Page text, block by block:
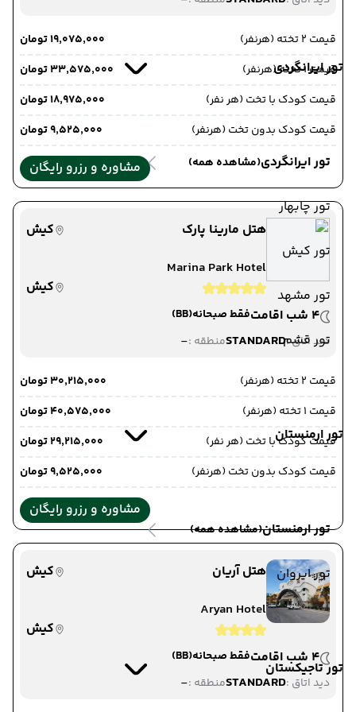
تور ایرانگردی
تور ایرانگردی(مشاهده همه)
تور چابهار
تور کیش
تور مشهد
تور قشم
تور ارمنستان
تور ارمنستان(مشاهده همه)
تور ایروان
تور تاجیکستان
قیمت 2 تخته (هرنفر)
۱۹٬۰۷۵٬۰۰۰ تومان
قیمت 1 تخته (هرنفر)
۳۳٬۵۷۵٬۰۰۰ تومان
قیمت کودک با تخت (هر نفر)
۱۸٬۹۷۵٬۰۰۰ تومان
قیمت کودک بدون تخت (هرنفر)
۹٬۵۲۵٬۰۰۰ تومان
مشاوره و رزرو رایگان
هتل مارینا پارک
کیش
Marina Park Hotel
کیش
4 شب اقامت
فقط صبحانه(BB)
دید اتاق :STANDARDمنطقه :-
قیمت 2 تخته (هرنفر)
۳۰٬۲۱۵٬۰۰۰ تومان
قیمت 1 تخته (هرنفر)
۴۰٬۵۷۵٬۰۰۰ تومان
قیمت کودک با تخت (هر نفر)
۲۹٬۲۱۵٬۰۰۰ تومان
قیمت کودک بدون تخت (هرنفر)
۹٬۵۲۵٬۰۰۰ تومان
مشاوره و رزرو رایگان
هتل آریان
کیش
Aryan Hotel
کیش
4 شب اقامت
فقط صبحانه(BB)
دید اتاق :STANDARDمنطقه :-